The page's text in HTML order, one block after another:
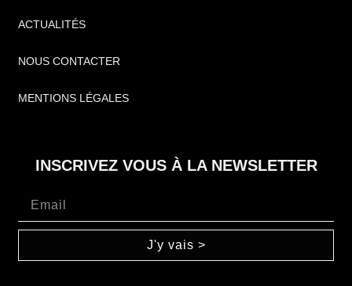
ACTUALITÉS
NOUS CONTACTER
MENTIONS LÉGALES
INSCRIVEZ VOUS À LA NEWSLETTER
J'y vais >